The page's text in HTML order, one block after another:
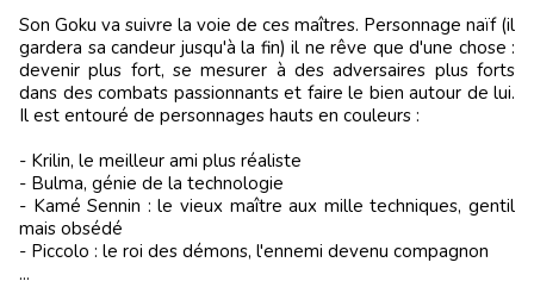
Son Goku va suivre la voie de ces maîtres. Personnage naïf (il
gardera sa candeur jusqu'à la fin) il ne rêve que d'une chose :
devenir plus fort, se mesurer à des adversaires plus forts
dans des combats passionnants et faire le bien autour de lui.
Il est entouré de personnages hauts en couleurs :
- Krilin, le meilleur ami plus réaliste
- Bulma, génie de la technologie
- Kamé Sennin : le vieux maître aux mille techniques, gentil
mais obsédé
- Piccolo : le roi des démons, l'ennemi devenu compagnon
...